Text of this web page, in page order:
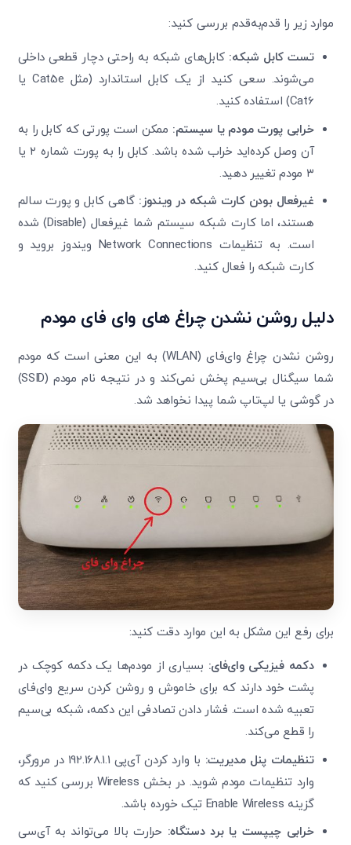
موارد زیر را قدم‌به‌قدم بررسی کنید:
تست کابل شبکه: کابل‌های شبکه به راحتی دچار قطعی داخلی
می‌شوند. سعی کنید از یک کابل استاندارد (مثل Cat5e یا
Cat6) استفاده کنید.
خرابی پورت مودم یا سیستم: ممکن است پورتی که کابل را به
آن وصل کرده‌اید خراب شده باشد. کابل را به پورت شماره ۲ یا
۳ مودم تغییر دهید.
غیرفعال بودن کارت شبکه در ویندوز: گاهی کابل و پورت سالم
هستند، اما کارت شبکه سیستم شما غیرفعال (Disable) شده
است. به تنظیمات Network Connections ویندوز بروید و
کارت شبکه را فعال کنید.
دلیل روشن نشدن چراغ های وای فای مودم
روشن نشدن چراغ وای‌فای (WLAN) به این معنی است که مودم
شما سیگنال بی‌سیم پخش نمی‌کند و در نتیجه نام مودم (SSID)
در گوشی یا لپ‌تاپ شما پیدا نخواهد شد.
برای رفع این مشکل به این موارد دقت کنید:
دکمه فیزیکی وای‌فای: بسیاری از مودم‌ها یک دکمه کوچک در
پشت خود دارند که برای خاموش و روشن کردن سریع وای‌فای
تعبیه شده است. فشار دادن تصادفی این دکمه، شبکه بی‌سیم
را قطع می‌کند.
تنظیمات پنل مدیریت:
با وارد کردن آی‌پی 192.168.1.1 در مرورگر،
وارد تنظیمات مودم شوید. در بخش Wireless بررسی کنید که
گزینه Enable Wireless تیک خورده باشد.
خرابی چیپست یا برد دستگاه: حرارت بالا می‌تواند به آی‌سی
تایید کد
کد ارسال شده را وارد کنید
ویرایش شماره موبایل
دریافت مجدد کد:
تایید کد